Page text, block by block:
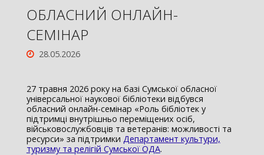
ОБЛАСНИЙ ОНЛАЙН-
СЕМІНАР
28.05.2026
27 травня 2026 року на базі Сумської обласної
універсальної наукової бібліотеки відбувся
обласний онлайн-семінар «Роль бібліотек у
підтримці внутрішньо переміщених осіб,
військовослужбовців та ветеранів: можливості та
ресурси» за підтримки Департамент культури,
туризму та релігій Сумської ОДА.